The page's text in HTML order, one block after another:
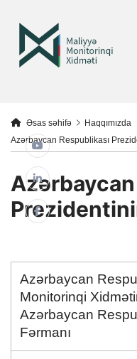
Jump to search form
Jump to main navigation
Maliyyə
You are here:
Əsas səhifə
Haqqımızda
Azərbaycan Respublikası
Azərbaycan
Monitorinqi
Azərbaycan
Fərmanı